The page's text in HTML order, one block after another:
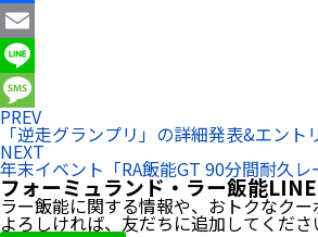
Facebook
Email
Line
Message
PREV
「逆走グランプリ」の詳細発表&エント
NEXT
年末イベント「RA飯能GT 90分間耐久レ
フォーミュランド・ラー飯能
ラー飯能に関する情報や、おトクなクー
よろしければ、友だちに追加してくださ